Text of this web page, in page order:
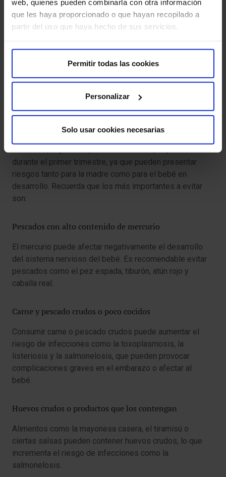
web, quienes pueden combinarla con otra información
que les haya proporcionado o que hayan recopilado a
partir del uso que haya hecho de sus servicios.
Permitir todas las cookies
Personalizar
Solo usar cookies necesarias
Vive tu embarazo con la tranquilidad de estar
siempre acompañada.
Pedir cita
¿Qué alimentos evitar durante el primer
trimestre del embarazo?
embarazo, hay otros que deben evitarse, especialmente
durante el primer trimestre, ya que pueden presentar
riesgos tanto para la madre como para el bebé en
desarrollo. Recuerda que los más importantes a evitar
son:
Pescados con alto contenido de mercurio
El mercurio puede afectar negativamente el desarrollo
del sistema nervioso del bebé. Es recomendable evitar
pescados como el pez espada, tiburón, atún rojo y
caballa real.
Carne y pescado crudos o poco cocidos
Consumir carne o pescado crudos puede aumentar el
riesgo de infecciones como la toxoplasmosis, la
listeriosis y la salmonelosis, que pueden provocar
complicaciones graves en el embarazo o afectar al
bebé.
Huevos crudos o productos que los contengan
Alimentos como la mayonesa casera, el tiramisú o
ciertas salsas pueden contener huevos crudos, lo que
incrementa el riesgo de infecciones como la
salmonelosis.